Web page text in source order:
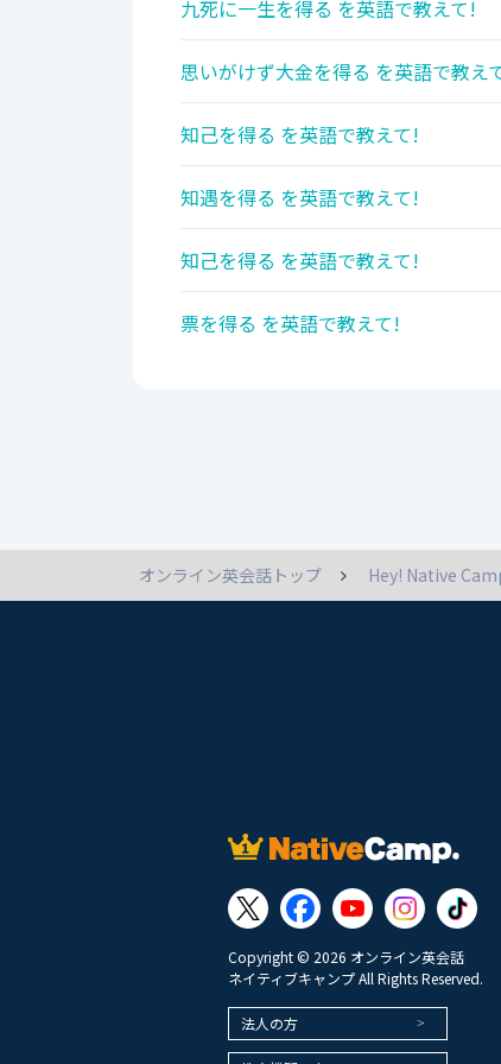
九死に一生を得る を英語で教えて!
思いがけず大金を得る を英語で教え
知己を得る を英語で教えて!
知遇を得る を英語で教えて!
知己を得る を英語で教えて!
票を得る を英語で教えて!
オンライン英会話トップ Hey! Native
Copyright © 2026 オンライン英会話
ネイティブキャンプ All Rights Reserved.
法人の方